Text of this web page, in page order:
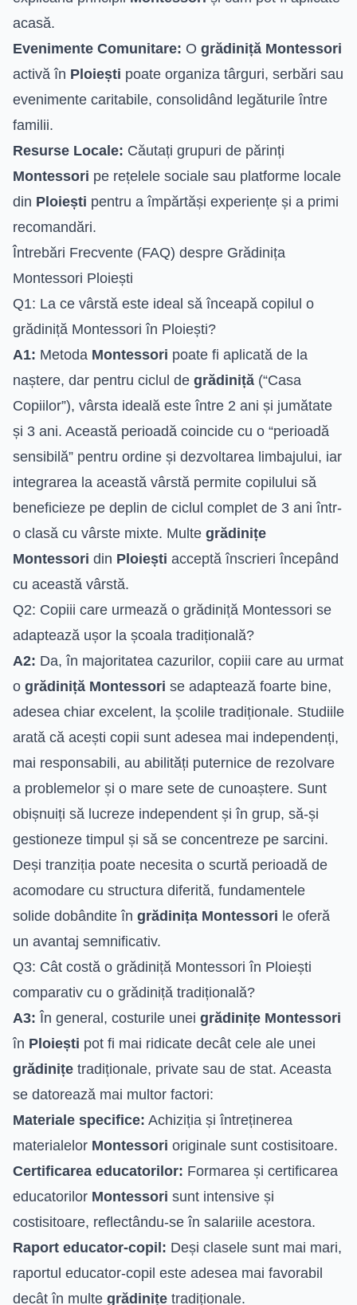
acasă.
Evenimente Comunitare: O grădiniță Montessori
activă în Ploiești poate organiza târguri, serbări sau
evenimente caritabile, consolidând legăturile între
familii.
Resurse Locale: Căutați grupuri de părinți
Montessori pe rețelele sociale sau platforme locale
din Ploiești pentru a împărtăși experiențe și a primi
recomandări.
Întrebări Frecvente (FAQ) despre Grădinița
Montessori Ploiești
Q1: La ce vârstă este ideal să înceapă copilul o
grădiniță Montessori în Ploiești?
A1: Metoda Montessori poate fi aplicată de la
naștere, dar pentru ciclul de grădiniță (“Casa
Copiilor”), vârsta ideală este între 2 ani și jumătate
și 3 ani. Această perioadă coincide cu o “perioadă
sensibilă” pentru ordine și dezvoltarea limbajului, iar
integrarea la această vârstă permite copilului să
beneficieze pe deplin de ciclul complet de 3 ani într-
o clasă cu vârste mixte. Multe grădinițe
Montessori din Ploiești acceptă înscrieri începând
cu această vârstă.
Q2: Copiii care urmează o grădiniță Montessori se
adaptează ușor la școala tradițională?
A2: Da, în majoritatea cazurilor, copiii care au urmat
o grădiniță Montessori se adaptează foarte bine,
adesea chiar excelent, la școlile tradiționale. Studiile
arată că acești copii sunt adesea mai independenți,
mai responsabili, au abilități puternice de rezolvare
a problemelor și o mare sete de cunoaștere. Sunt
obișnuiți să lucreze independent și în grup, să-și
gestioneze timpul și să se concentreze pe sarcini.
Deși tranziția poate necesita o scurtă perioadă de
acomodare cu structura diferită, fundamentele
solide dobândite în grădinița Montessori le oferă
un avantaj semnificativ.
Q3: Cât costă o grădiniță Montessori în Ploiești
comparativ cu o grădiniță tradițională?
A3: În general, costurile unei grădinițe Montessori
în Ploiești pot fi mai ridicate decât cele ale unei
grădinițe tradiționale, private sau de stat. Aceasta
se datorează mai multor factori:
Materiale specifice: Achiziția și întreținerea
materialelor Montessori originale sunt costisitoare.
Certificarea educatorilor: Formarea și certificarea
educatorilor Montessori sunt intensive și
costisitoare, reflectându-se în salariile acestora.
Raport educator-copil: Deși clasele sunt mai mari,
raportul educator-copil este adesea mai favorabil
decât în multe grădinițe tradiționale.